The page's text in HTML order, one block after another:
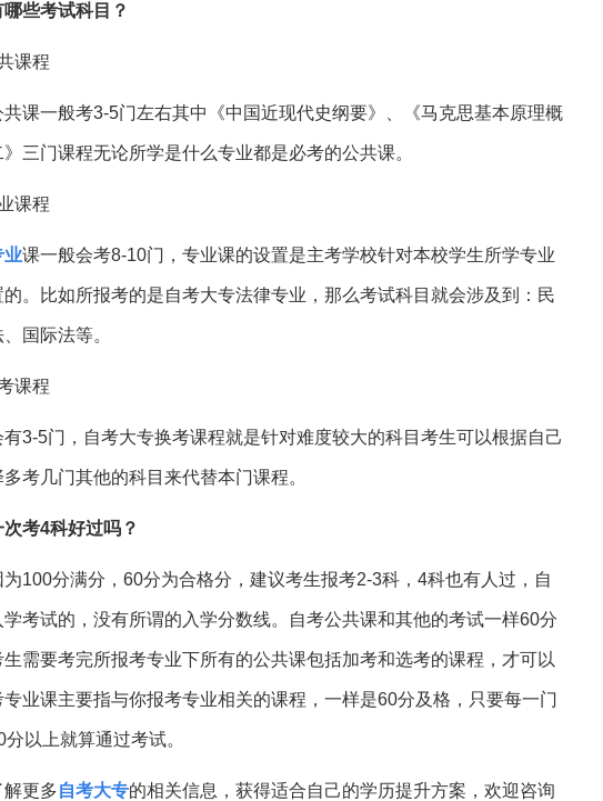
些考试科目？
课程
共课一般考3-5门左右其中《中国近现代史纲要》、《马克思基本原理概
三门课程无论所学是什么专业都是必考的公共课。
课程
业课一般会考8-10门，专业课的设置是主考学校针对本校学生所学专业
。比如所报考的是自考大专法律专业，那么考试科目就会涉及到：民
国际法等。
课程
有3-5门，自考大专换考课程就是针对难度较大的科目考生可以根据自己
考几门其他的科目来代替本门课程。
次考4科好过吗？
为100分满分，60分为合格分，建议考生报考2-3科，4科也有人过，自
考试的，没有所谓的入学分数线。自考公共课和其他的考试一样60分
需要考完所报考专业下所有的公共课包括加考和选考的课程，才可以
业课主要指与你报考专业相关的课程，一样是60分及格，只要每一门
以上就算通过考试。
更多自考大专的相关信息，获得适合自己的学历提升方案，欢迎咨询